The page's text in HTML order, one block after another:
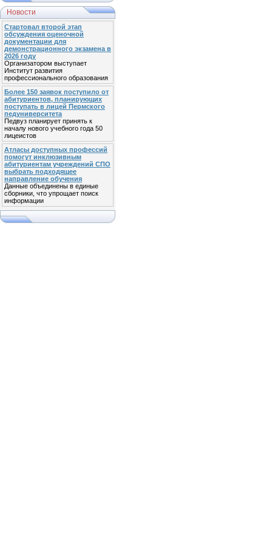
Новости
Стартовал второй этап
обсуждения оценочной
документации для
демонстрационного экзамена в
2026 году
Организатором выступает
Институт развития
профессионального образования
Более 150 заявок поступило от
абитуриентов, планирующих
поступать в лицей Пермского
педуниверситета
Педвуз планирует принять к
началу нового учебного года 50
лицеистов
Атласы доступных профессий
помогут инклюзивным
абитуриентам учреждений СПО
выбрать подходящее
направление обучения
Данные объединены в единые
сборники, что упрощает поиск
информации